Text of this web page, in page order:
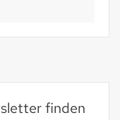
finden